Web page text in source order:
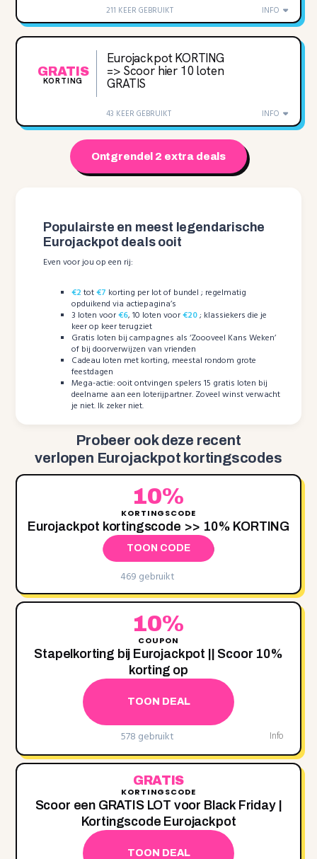
211 KEER GEBRUIKT INFO
GRATIS
KORTING
Eurojackpot KORTING
=> Scoor hier 10 loten
GRATIS
43 KEER GEBRUIKT INFO
Ontgrendel 2 extra deals
Populairste en meest legendarische
Eurojackpot deals ooit
Even voor jou op een rij:
€2 tot€7 korting per lot of bundel ; regelmatig
opduikend via actiepagina’s
3 loten voor€6, 10 loten voor€20; klassiekers die je
keer op keer terugziet
Gratis loten bij campagnes als ‘Zoooveel Kans Weken’
of bij doorverwijzen van vrienden
Cadeau loten met korting, meestal rondom grote
feestdagen
Mega-actie: ooit ontvingen spelers 15 gratis loten bij
deelname aan een loterijpartner. Zoveel winst verwacht
je niet. Ik zeker niet.
Probeer ook deze recent
verlopen Eurojackpot kortingscodes
10%
KORTINGSCODE
Eurojackpot kortingscode >> 10% KORTING
TOON CODE
469 gebruikt
10%
COUPON
Stapelkorting bij Eurojackpot || Scoor 10%
korting op
TOON DEAL
578 gebruikt Info
GRATIS
KORTINGSCODE
Scoor een GRATIS LOT voor Black Friday |
Kortingscode Eurojackpot
TOON DEAL